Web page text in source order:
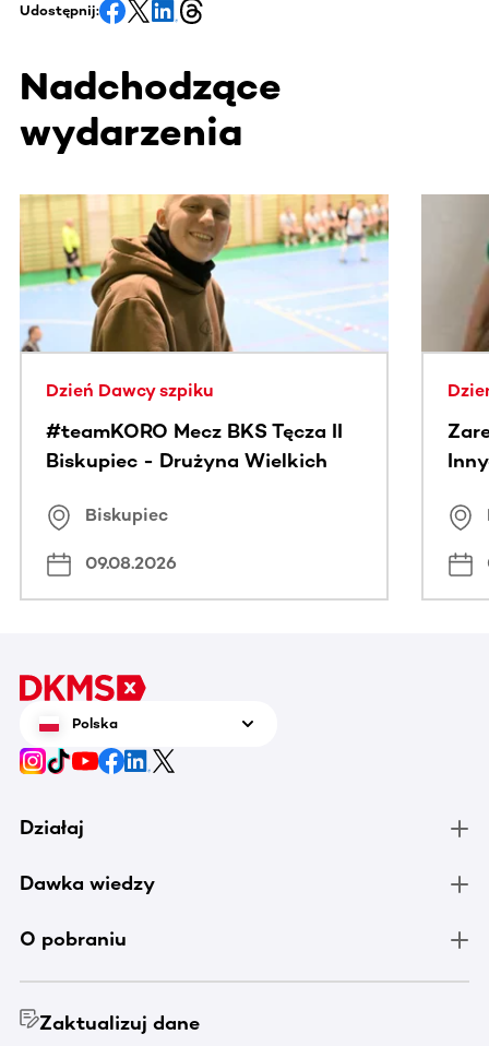
Udostępnij:
Nadchodzące
wydarzenia
Ta sekcja zawiera treści przewijane w poziomie. Użyj
Dzień Dawcy szpiku
#teamKORO Mecz BKS Tęcza II
Biskupiec - Drużyna Wielkich
Biskupiec
09.08.2026
Polska
Działaj
Dawka wiedzy
O pobraniu
Zaktualizuj dane